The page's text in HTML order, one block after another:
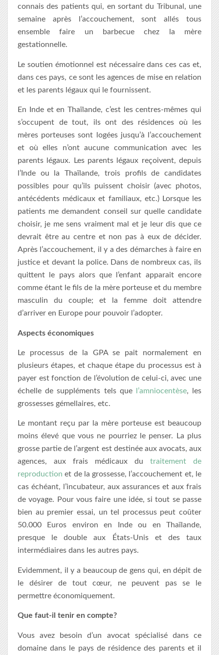
connais des patients qui, en sortant du Tribunal, une
semaine après l’accouchement, sont allés tous
ensemble faire un barbecue chez la mère
gestationnelle.
Le soutien émotionnel est nécessaire dans ces cas et,
dans ces pays, ce sont les agences de mise en relation
et les parents légaux qui le fournissent.
En Inde et en Thaïlande, c’est les centres-mêmes qui
s’occupent de tout, ils ont des résidences où les
mères porteuses sont logées jusqu’à l’accouchement
et où elles n’ont aucune communication avec les
parents légaux. Les parents légaux reçoivent, depuis
l’Inde ou la Thaïlande, trois profils de candidates
possibles pour qu’ils puissent choisir (avec photos,
antécédents médicaux et familiaux, etc.) Lorsque les
patients me demandent conseil sur quelle candidate
choisir, je me sens vraiment mal et je leur dis que ce
devrait être au centre et non pas à eux de décider.
Après l’accouchement, il y a des démarches à faire en
justice et devant la police. Dans de nombreux cas, ils
quittent le pays alors que l’enfant apparait encore
comme étant le fils de la mère porteuse et du membre
masculin du couple; et la femme doit attendre
d’arriver en Europe pour pouvoir l’adopter.
Aspects économiques
Le processus de la GPA se pait normalement en
plusieurs étapes, et chaque étape du processus est à
payer est fonction de l’évolution de celui-ci, avec une
échelle de suppléments tels que
l’amniocentèse, les
grossesses gémellaires, etc.
Le montant reçu par la mère porteuse est beaucoup
moins élevé que vous ne pourriez le penser. La plus
grosse partie de l’argent est destinée aux avocats, aux
agences, aux frais médicaux du traitement de
reproduction et de la grossesse, l’accouchement et, le
cas échéant, l’incubateur, aux assurances et aux frais
de voyage. Pour vous faire une idée, si tout se passe
bien au premier essai, un tel processus peut coûter
50.000 Euros environ en Inde ou en Thaïlande,
presque le double aux États-Unis et des taux
intermédiaires dans les autres pays.
Evidemment, il y a beaucoup de gens qui, en dépit de
le désirer de tout cœur, ne peuvent pas se le
permettre économiquement.
Que faut-il tenir en compte?
Vous avez besoin d’un avocat spécialisé dans ce
domaine dans le pays de résidence des parents et il